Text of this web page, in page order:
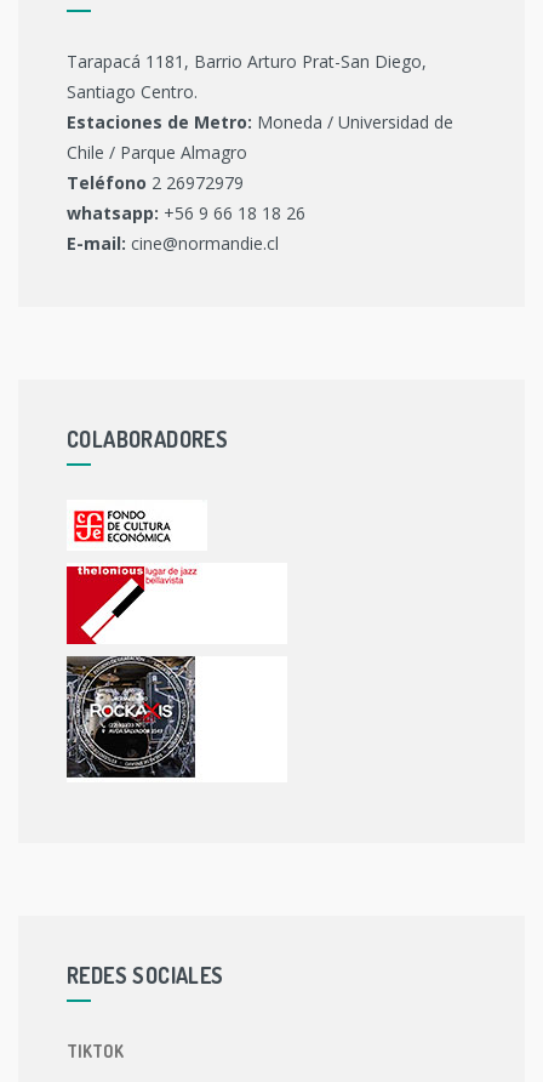
Tarapacá 1181, Barrio Arturo Prat-San Diego,
Santiago Centro.
Estaciones de Metro: Moneda / Universidad de
Chile / Parque Almagro
Teléfono 2 26972979
whatsapp: +56 9 66 18 18 26
E-mail: cine@normandie.cl
COLABORADORES
REDES SOCIALES
TIKTOK